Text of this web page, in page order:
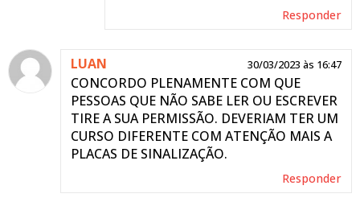
Responder
LUAN 30/03/2023 às 16:47
CONCORDO PLENAMENTE COM QUE
PESSOAS QUE NÃO SABE LER OU ESCREVER
TIRE A SUA PERMISSÃO. DEVERIAM TER UM
CURSO DIFERENTE COM ATENÇÃO MAIS A
PLACAS DE SINALIZAÇÃO.
Responder